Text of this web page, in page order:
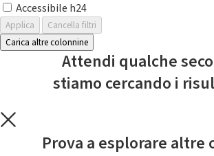
Accessibile h24
Applica
Cancella filtri
Carica altre colonnine
Attendi qualche
stiamo cercando i
Prova a esplorare altre